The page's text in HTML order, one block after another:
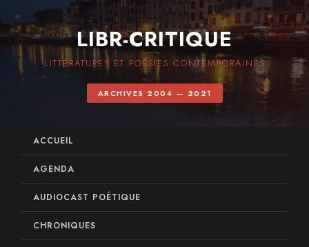
LIBR-CRITIQUE
LITTÉRATURES ET POÉSIES CONTEMPORAINES
ARCHIVES 2004 — 2021
ACCUEIL
AGENDA
AUDIOCAST POÉTIQUE
CHRONIQUES